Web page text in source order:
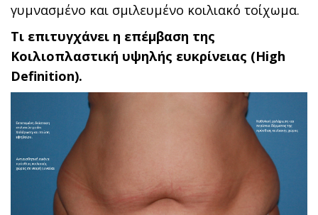
γυμνασμένο και σμιλευμένο κοιλιακό τοίχωμα.
Τι επιτυγχάνει η επέμβαση της
Κοιλιοπλαστική υψηλής ευκρίνειας (High
Definition).